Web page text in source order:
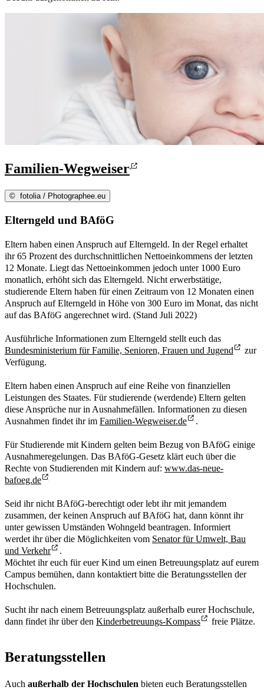
Familien-Wegweiser
© fotolia / Photographee.eu
Elterngeld und BAföG
Eltern haben einen Anspruch auf Elterngeld. In der Regel erhaltet
ihr 65 Prozent des durchschnittlichen Nettoeinkommens der letzten
12 Monate. Liegt das Nettoeinkommen jedoch unter 1000 Euro
monatlich, erhöht sich das Elterngeld. Nicht erwerbstätige,
studierende Eltern haben für einen Zeitraum von 12 Monaten einen
Anspruch auf Elterngeld in Höhe von 300 Euro im Monat, das nicht
auf das BAföG angerechnet wird. (Stand Juli 2022)
Ausführliche Informationen zum Elterngeld stellt euch das
Bundesministerium für Familie, Senioren, Frauen und Jugend
zur
Verfügung.
Eltern haben einen Anspruch auf eine Reihe von finanziellen
Leistungen des Staates. Für studierende (werdende) Eltern gelten
diese Ansprüche nur in Ausnahmefällen. Informationen zu diesen
Ausnahmen findet ihr im Familien-Wegweiser.de .
Für Studierende mit Kindern gelten beim Bezug von BAföG einige
Ausnahmeregelungen. Das BAföG-Gesetz klärt euch über die
Rechte von Studierenden mit Kindern auf: www.das-neue-
bafoeg.de
Seid ihr nicht BAföG-berechtigt oder lebt ihr mit jemandem
zusammen, der keinen Anspruch auf BAföG hat, dann könnt ihr
unter gewissen Umständen Wohngeld beantragen. Informiert
werdet ihr über die Möglichkeiten vom Senator für Umwelt, Bau
und Verkehr
.
Möchtet ihr euch für euer Kind um einen Betreuungsplatz auf eurem
Campus bemühen, dann kontaktiert bitte die Beratungsstellen der
Hochschulen.
Sucht ihr nach einem Betreuungsplatz außerhalb eurer Hochschule,
dann findet ihr über den Kinderbetreuungs-Kompass freie Plätze.
Beratungsstellen
Auch außerhalb der Hochschulen bieten euch Beratungsstellen